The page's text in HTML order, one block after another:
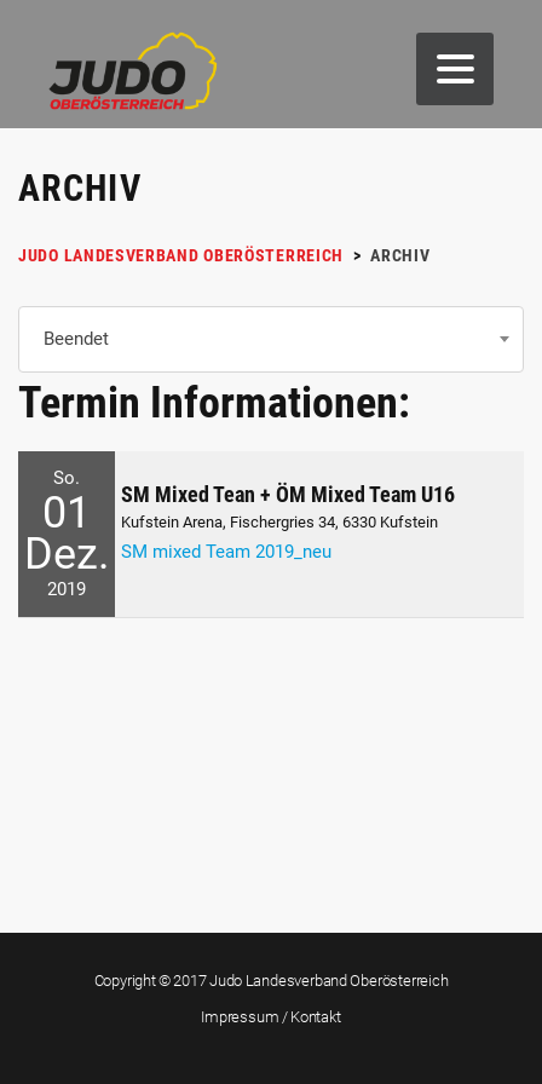
ARCHIV
JUDO LANDESVERBAND OBERÖSTERREICH > ARCHIV
Beendet
Termin Informationen:
So.
01
Dez.
2019
SM Mixed Tean + ÖM Mixed Team U16
Kufstein Arena, Fischergries 34, 6330 Kufstein
SM mixed Team 2019_neu
Copyright © 2017 Judo Landesverband Oberösterreich
Impressum / Kontakt